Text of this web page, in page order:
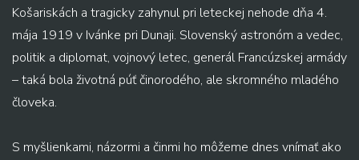
Košariskách a tragicky zahynul pri leteckej nehode dňa 4.
mája 1919 v Ivánke pri Dunaji. Slovenský astronóm a vedec,
politik a diplomat, vojnový letec, generál Francúzskej armády
– taká bola životná púť činorodého, ale skromného mladého
človeka.
S myšlienkami, názormi a činmi ho môžeme dnes vnímať ako